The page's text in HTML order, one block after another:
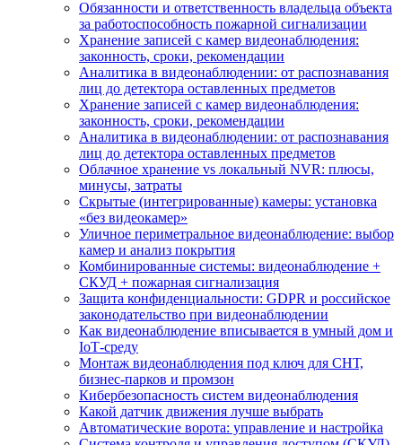
Обязанности и ответственность владельца объекта
за работоспособность пожарной сигнализации
Хранение записей с камер видеонаблюдения:
законность, сроки, рекомендации
Аналитика в видеонаблюдении: от распознавания
лиц до детектора оставленных предметов
Хранение записей с камер видеонаблюдения:
законность, сроки, рекомендации
Аналитика в видеонаблюдении: от распознавания
лиц до детектора оставленных предметов
Облачное хранение vs локальный NVR: плюсы,
минусы, затраты
Скрытые (интегрированные) камеры: установка
«без видеокамер»
Уличное периметральное видеонаблюдение: выбор
камер и анализ покрытия
Комбинированные системы: видеонаблюдение +
СКУД + пожарная сигнализация
Защита конфиденциальности: GDPR и российское
законодательство при видеонаблюдении
Как видеонаблюдение вписывается в умный дом и
IoT‑среду
Монтаж видеонаблюдения под ключ для СНТ,
бизнес‑парков и промзон
Кибербезопасность систем видеонаблюдения
Какой датчик движения лучше выбрать
Автоматические ворота: управление и настройка